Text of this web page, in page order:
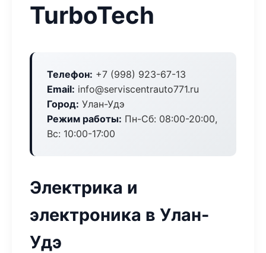
TurboTech
Телефон: +7 (998) 923-67-13
Email: info@serviscentrauto771.ru
Город: Улан-Удэ
Режим работы: Пн-Сб: 08:00-20:00,
Вс: 10:00-17:00
Электрика и
электроника в Улан-
Удэ